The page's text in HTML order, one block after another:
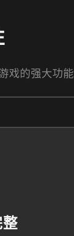
戏的强大功能